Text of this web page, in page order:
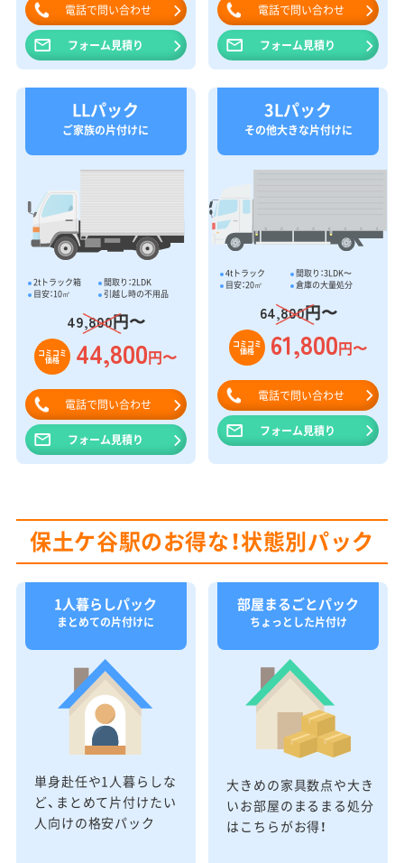
電話で問い合わせ
フォーム見積り
電話で問い合わせ
フォーム見積り
LLパック
ご家族の片付けに
2tトラック箱
間取り：2LDK
目安：10㎥
引越し時の不用品
49,800円〜
コミコミ
価格 44,800円〜
電話で問い合わせ
フォーム見積り
3Lパック
その他大きな片付けに
4tトラック
間取り：3LDK〜
目安：20㎥
倉庫の大量処分
64,800円〜
コミコミ
価格 61,800円〜
電話で問い合わせ
フォーム見積り
保土ケ谷駅のお得な！状態別パック
1人暮らしパック
まとめての片付けに
単身赴任や1人暮らしな
ど、まとめて片付けたい
人向けの格安パック
部屋まるごとパック
ちょっとした片付け
大きめの家具数点や大き
いお部屋のまるまる処分
はこちらがお得！